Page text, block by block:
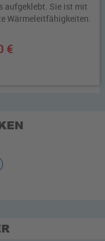
aufgeklebt. Sie ist mit
Wärmeleitfähigkeiten.
€